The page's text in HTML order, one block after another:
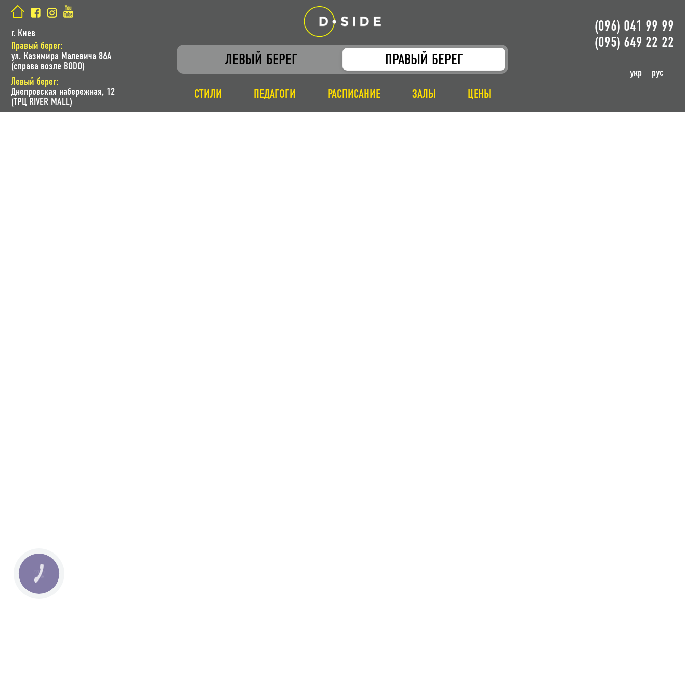
г. Киев
Правый берег:
ул. Казимира Малевича 86A
(справа возле BODO)
Левый берег:
Днепровская набережная, 12
(ТРЦ RIVER MALL)
ЛЕВЫЙ БЕРЕГ ПРАВЫЙ БЕРЕГ
(096) 041 99 99
(095) 649 22 22
укр рус
СТИЛИ ПЕДАГОГИ РАСПИСАНИЕ ЗАЛЫ ЦЕНЫ
КНОПКА
ЗВ'ЯЗКУ